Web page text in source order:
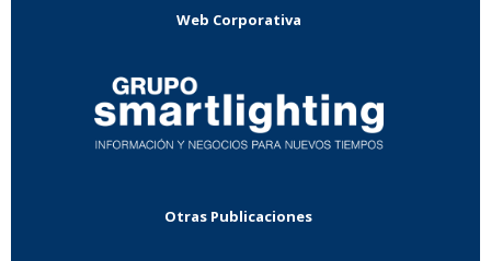
Web Corporativa
Otras Publicaciones